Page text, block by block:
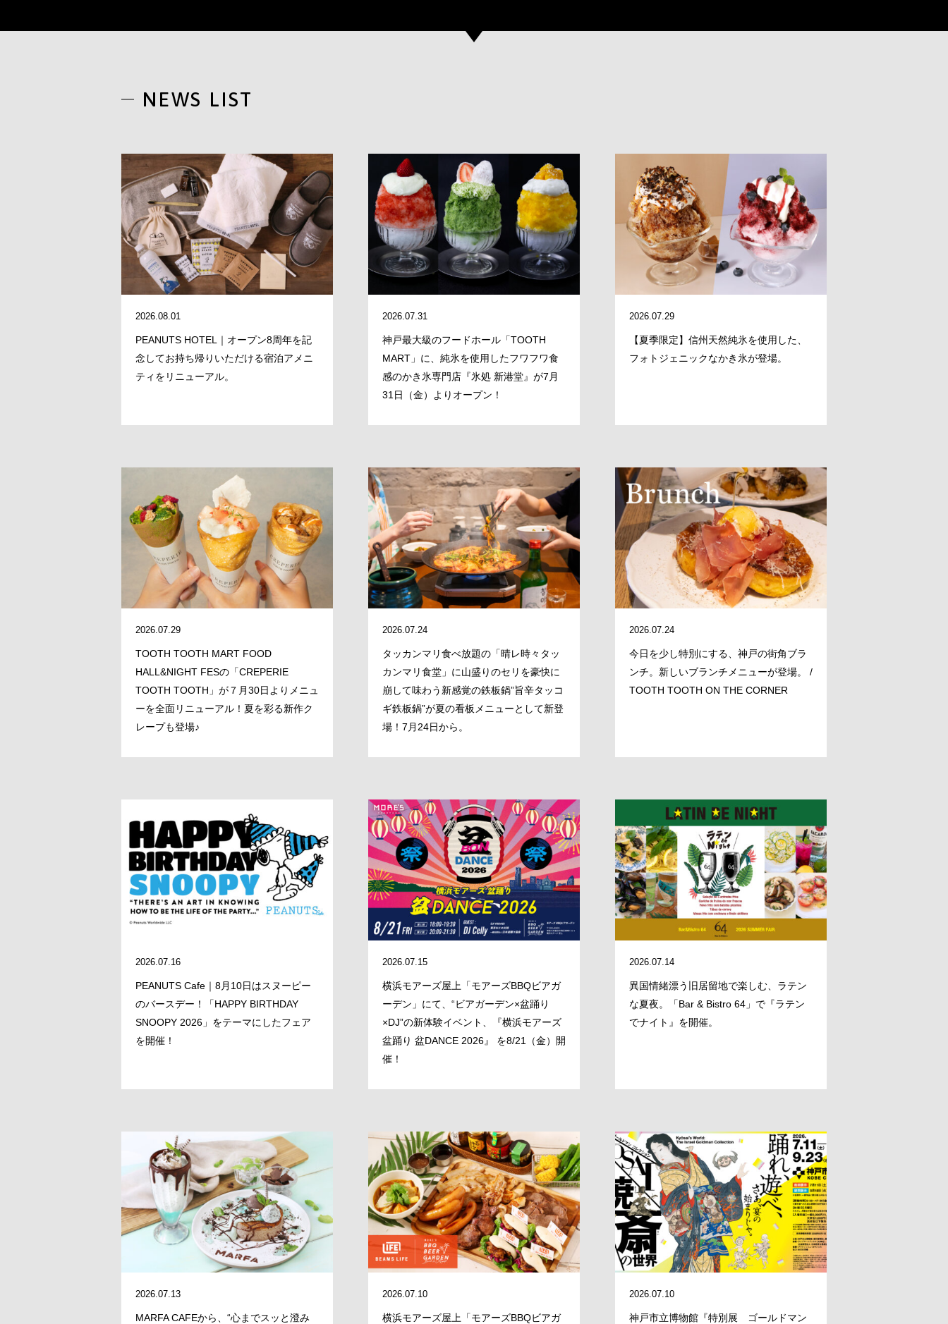
MESSAGE
COMPANY
BRAND/SHOP
DOMAIN
NEWS
CLOSE
NEWS LIST
2026.08.01
PEANUTS HOTEL｜オープン8周年を記
念してお持ち帰りいただける宿泊アメニ
ティをリニューアル。
2026.07.31
神戸最大級のフードホール「TOOTH
MART」に、純氷を使用したフワフワ食
感のかき氷専門店『氷処 新港堂』が7月
31日（金）よりオープン！
2026.07.29
【夏季限定】信州天然純氷を使用した、
フォトジェニックなかき氷が登場。
2026.07.29
TOOTH TOOTH MART FOOD
HALL&NIGHT FESの「CREPERIE
TOOTH TOOTH」が７月30日よりメニュ
ーを全面リニューアル！夏を彩る新作ク
レープも登場♪
2026.07.24
タッカンマリ食べ放題の「晴レ時々タッ
カンマリ食堂」に山盛りのセリを豪快に
崩して味わう新感覚の鉄板鍋”旨辛タッコ
ギ鉄板鍋”が夏の看板メニューとして新登
場！7月24日から。
2026.07.24
今日を少し特別にする、神戸の街角ブラ
ンチ。新しいブランチメニューが登場。 /
TOOTH TOOTH ON THE CORNER
2026.07.16
PEANUTS Cafe｜8月10日はスヌーピー
のバースデー！「HAPPY BIRTHDAY
SNOOPY 2026」をテーマにしたフェア
を開催！
2026.07.15
横浜モアーズ屋上「モアーズBBQビアガ
ーデン」にて、“ビアガーデン×盆踊り
×DJ”の新体験イベント、『横浜モアーズ
盆踊り 盆DANCE 2026』 を8/21（金）開
催！
2026.07.14
異国情緒漂う旧居留地で楽しむ、ラテン
な夏夜。「Bar & Bistro 64」で『ラテン
でナイト』を開催。
2026.07.13
MARFA CAFEから、“心までスッと澄み
2026.07.10
横浜モアーズ屋上「モアーズBBQビアガ
2026.07.10
神戸市立博物館『特別展 ゴールドマン